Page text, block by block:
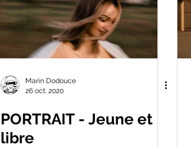
Marin Dodouce
26 oct. 2020
PORTRAIT - Jeune et
libre